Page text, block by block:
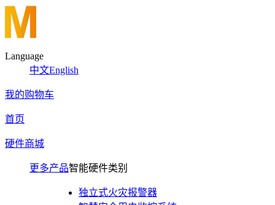
Language
中文English
我的购物车
首页
硬件商城
更多产品智能硬件类别
独立式火灾报警器